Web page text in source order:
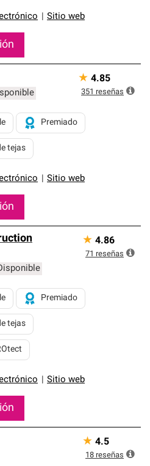
Sitio web
Sitio web
Premiado
tejas
★ 4.85
351 reseñas
Sitio web
Premiado
tejas
★ 4.86
71 reseñas
★ 4.5
18 reseñas